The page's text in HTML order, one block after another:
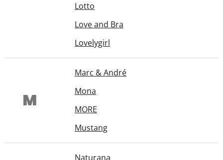
Lotto
Love and Bra
Lovelygirl
M
Marc & André
Mona
MORE
Mustang
Naturana